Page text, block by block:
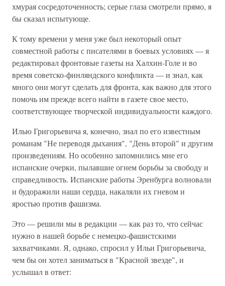
хмурая сосредоточенность; серые глаза смотрели прямо, я
бы сказал испытующе.
К тому времени у меня уже был некоторый опыт
совместной работы с писателями в боевых условиях — я
редактировал фронтовые газеты на Халхин-Голе и во
время советско-финляндского конфликта — и знал, как
много они могут сделать для фронта, как важно для этого
помочь им прежде всего найти в газете свое место,
соответствующее творческой индивидуальности каждого.
Илью Григорьевича я, конечно, знал по его известным
романам "Не переводя дыхания", "День второй" и другим
произведениям. Но особенно запомнились мне его
испанские очерки, пылавшие огнем борьбы за свободу и
справедливость. Испанские работы Эренбурга волновали
и будоражили наши сердца, накаляли их гневом и
яростью против фашизма.
Это — решили мы в редакции — как раз то, что сейчас
нужно в нашей борьбе с немецко-фашистскими
захватчиками. Я, однако, спросил у Ильи Григорьевича,
чем бы он хотел заниматься в "Красной звезде", и
услышал в ответ: